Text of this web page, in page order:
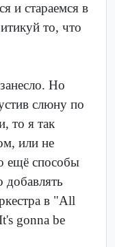
и стараемся в
то, что
Но
слюну по
то я так
или не
ещё способы
в "All
gonna be